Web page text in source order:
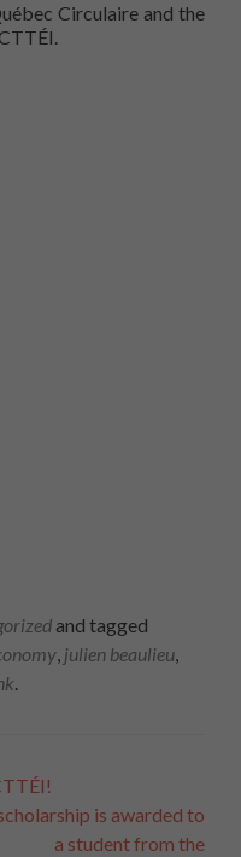
Circulaire and the
and tagged
, julien beaulieu,
.
is awarded to
a student from the